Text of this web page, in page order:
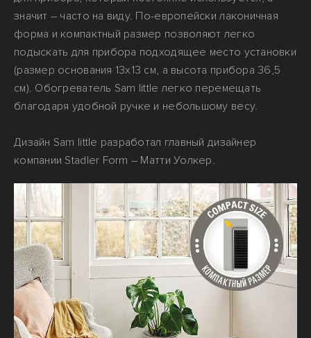
значит – часто на виду. По-европейски лаконичная
форма и компактный размер позволяют легко
подыскать для прибора подходящее место установки
(размер основания 13х13 см, а высота прибора 36,5
см). Обогреватель Sam little легко перемещать
благодаря удобной ручке и небольшому весу.
Дизайн Sam little разработал главный дизайнер
компании Stadler Form – Матти Уолкер.